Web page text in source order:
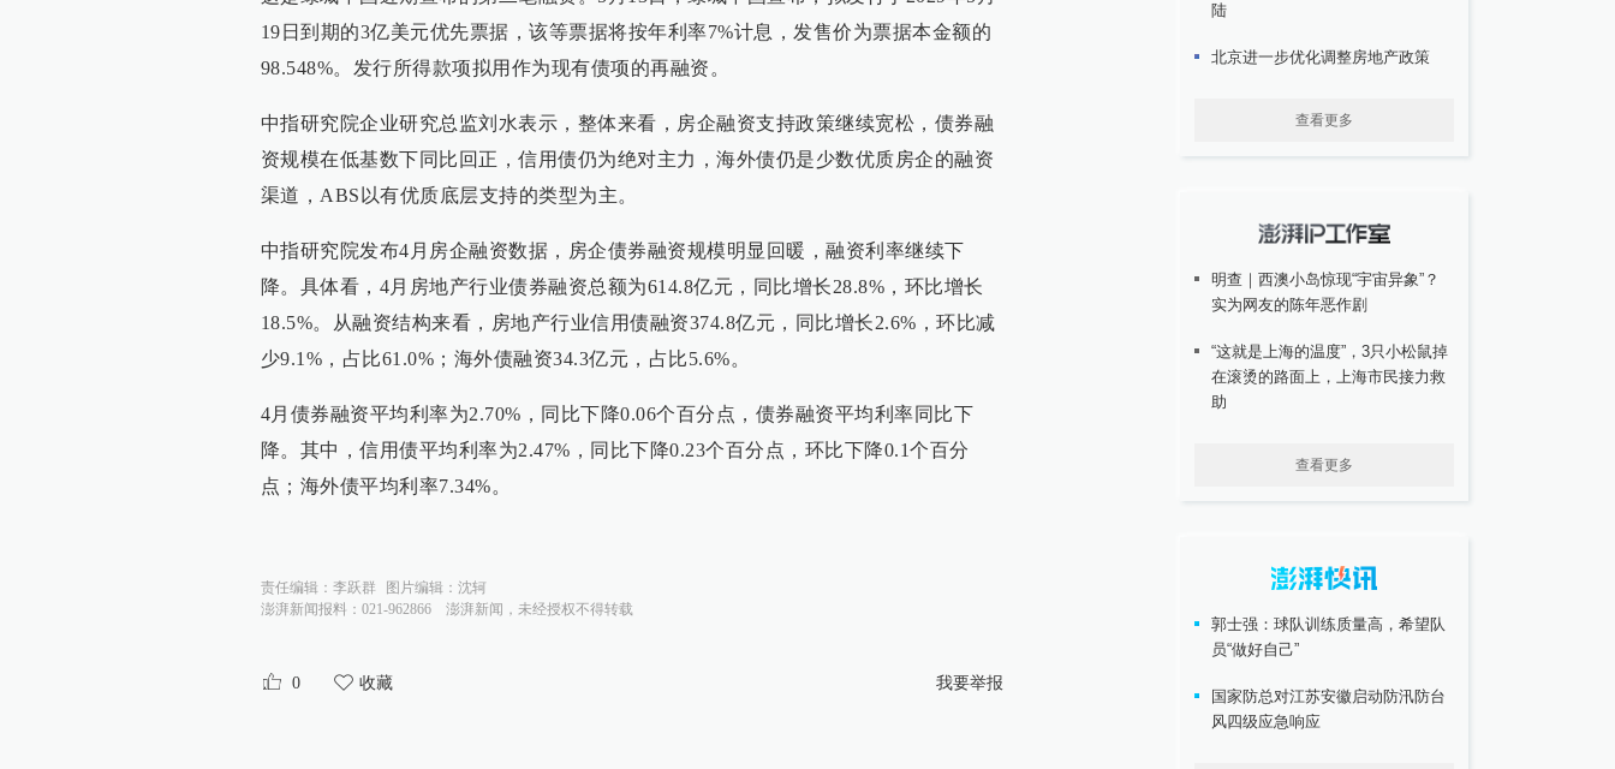
19日到期的3亿美元优先票据，该等票据将按年利率7%计息，发售价为票据本金额的
98.548%。发行所得款项拟用作为现有债项的再融资。
中指研究院企业研究总监刘水表示，整体来看，房企融资支持政策继续宽松，债券融
资规模在低基数下同比回正，信用债仍为绝对主力，海外债仍是少数优质房企的融资
渠道，ABS以有优质底层支持的类型为主。
中指研究院发布4月房企融资数据，房企债券融资规模明显回暖，融资利率继续下
降。具体看，4月房地产行业债券融资总额为614.8亿元，同比增长28.8%，环比增长
18.5%。从融资结构来看，房地产行业信用债融资374.8亿元，同比增长2.6%，环比减
少9.1%，占比61.0%；海外债融资34.3亿元，占比5.6%。
4月债券融资平均利率为2.70%，同比下降0.06个百分点，债券融资平均利率同比下
降。其中，信用债平均利率为2.47%，同比下降0.23个百分点，环比下降0.1个百分
点；海外债平均利率7.34%。
责任编辑： 李跃群 图片编辑： 沈轲
澎湃新闻报料：021-962866
澎湃新闻，未经授权不得转载
0 收藏 我要举报
陆
北京进一步优化调整房地产政策
查看更多
明查｜西澳小岛惊现“宇宙异象”？
实为网友的陈年恶作剧
“这就是上海的温度”，3只小松鼠掉
在滚烫的路面上，上海市民接力救
助
查看更多
郭士强：球队训练质量高，希望队
员“做好自己”
国家防总对江苏安徽启动防汛防台
风四级应急响应